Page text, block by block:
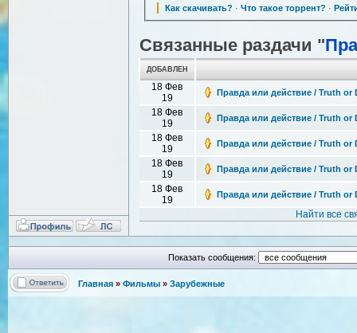
Как скачивать? · Что такое торрент? ·
Связанные раздачи "
ДОБАВЛЕН
18 Фев
19
Правда или действие / Truth or
18 Фев
19
Правда или действие / Truth or
18 Фев
19
Правда или действие / Truth or
18 Фев
19
Правда или действие / Truth or
18 Фев
19
Правда или действие / Truth or
Найти все
Показать сообщения:
Главная » Фильмы » Зарубежные